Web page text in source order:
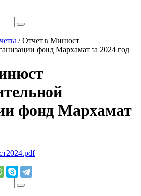
/ Отчет в Минюст
фонд Мархамат за 2024 год
фонд Мархамат